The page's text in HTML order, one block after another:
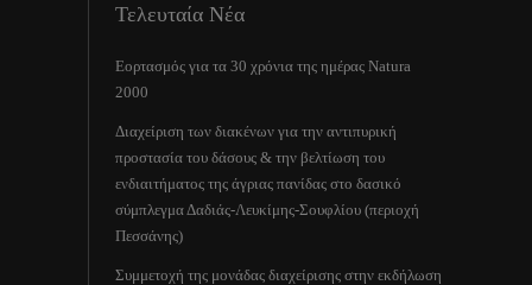
Τελευταία Νέα
Εορτασμός για τα 30 χρόνια της ημέρας Natura
2000
Διαχείριση των διακένων για την αντιπυρική
προστασία του δάσους & την βελτίωση του
ενδιαιτήματος της άγριας πανίδας στο δασικό
σύμπλεγμα Δαδιάς-Λευκίμης-Σουφλίου (περιοχή
Πεσσάνης)
Συμμετοχή της μονάδας διαχείρισης στην εκδήλωση